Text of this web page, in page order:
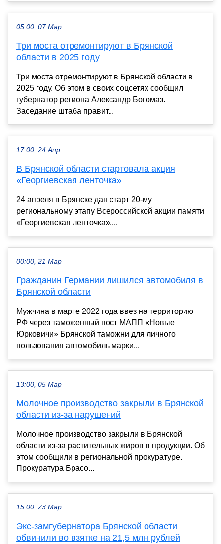
05:00, 07 Мар
Три моста отремонтируют в Брянской
области в 2025 году
Три моста отремонтируют в Брянской области в
2025 году. Об этом в своих соцсетях сообщил
губернатор региона Александр Богомаз.
Заседание штаба правит...
17:00, 24 Апр
В Брянской области стартовала акция
«Георгиевская ленточка»
24 апреля в Брянске дан старт 20-му
региональному этапу Всероссийской акции памяти
«Георгиевская ленточка»....
00:00, 21 Мар
Гражданин Германии лишился автомобиля в
Брянской области
Мужчина в марте 2022 года ввез на территорию
РФ через таможенный пост МАПП «Новые
Юрковичи» Брянской таможни для личного
пользования автомобиль марки...
13:00, 05 Мар
Молочное производство закрыли в Брянской
области из-за нарушений
Молочное производство закрыли в Брянской
области из-за растительных жиров в продукции. Об
этом сообщили в региональной прокуратуре.
Прокуратура Брасо...
15:00, 23 Мар
Экс-замгубернатора Брянской области
обвинили во взятке на 21,5 млн рублей